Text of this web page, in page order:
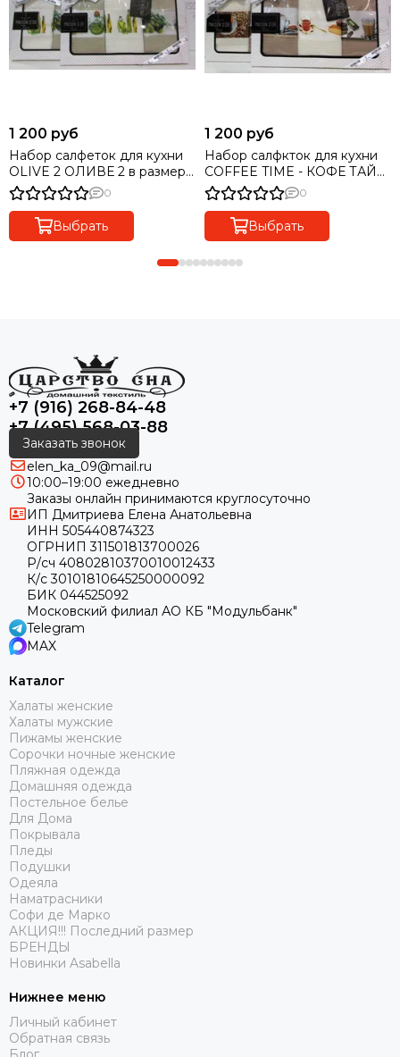
1 200 руб
Набор салфеток для кухни
OLIVE 2 ОЛИВЕ 2 в размере
0
Выбрать
1 200 руб
Набор салфкток для кухни
COFFEE TIME - КОФЕ ТАЙМ
в размере 45х70 Maison Dor
Турция
0
Выбрать
+7 (916) 268-84-48
+7 (495) 568-03-88
Заказать звонок
elen_ka_09@mail.ru
10:00–19:00 ежедневно
Заказы онлайн принимаются круглосуточно
ИП Дмитриева Елена Анатольевна
ИНН 505440874323
ОГРНИП 311501813700026
Р/сч 40802810370010012433
К/с 30101810645250000092
БИК 044525092
Московский филиал АО КБ "Модульбанк"
Telegram
MAX
Каталог
Халаты женские
Халаты мужские
Пижамы женские
Сорочки ночные женские
Пляжная одежда
Домашняя одежда
Постельное белье
Для Дома
Покрывала
Пледы
Подушки
Одеяла
Наматрасники
Софи де Марко
АКЦИЯ!!! Последний размер
БРЕНДЫ
Новинки Asabella
Нижнее меню
Личный кабинет
Обратная связь